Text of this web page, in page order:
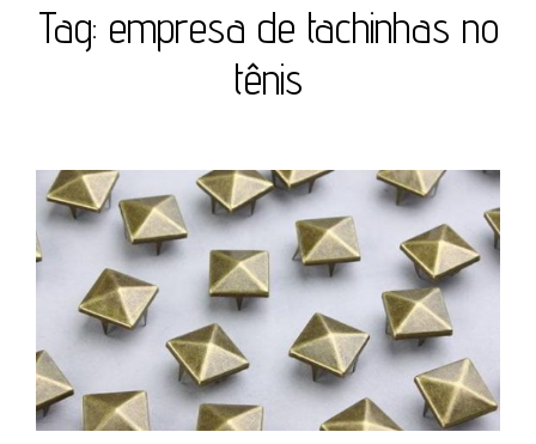
Tag: empresa de tachinhas no
tênis